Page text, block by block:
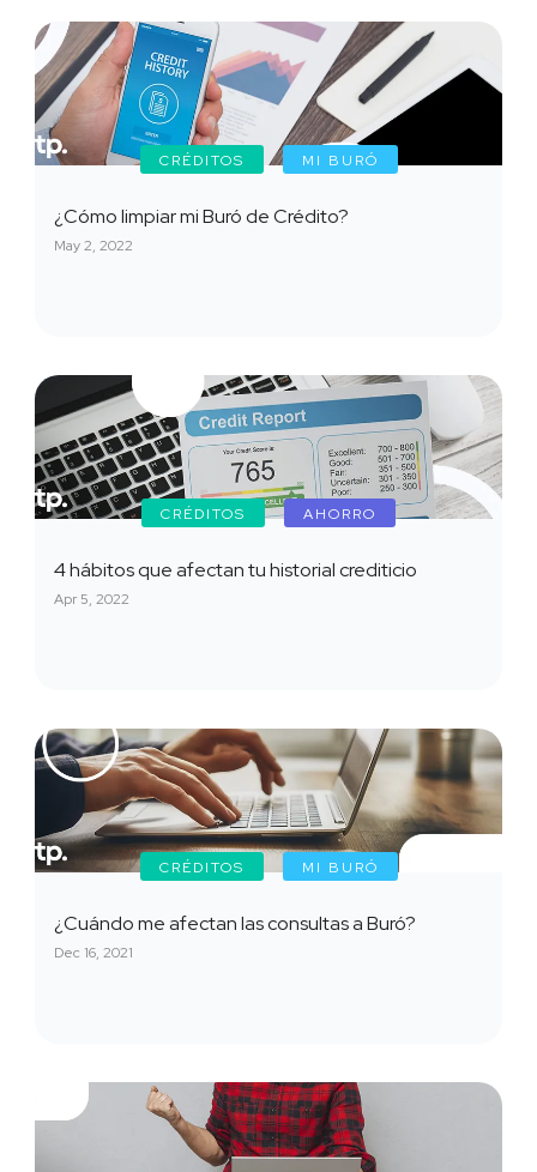
CRÉDITOS MI BURÓ
¿Cómo limpiar mi Buró de Crédito?
May 2, 2022
CRÉDITOS AHORRO
4 hábitos que afectan tu historial crediticio
Apr 5, 2022
CRÉDITOS MI BURÓ
¿Cuándo me afectan las consultas a Buró?
Dec 16, 2021